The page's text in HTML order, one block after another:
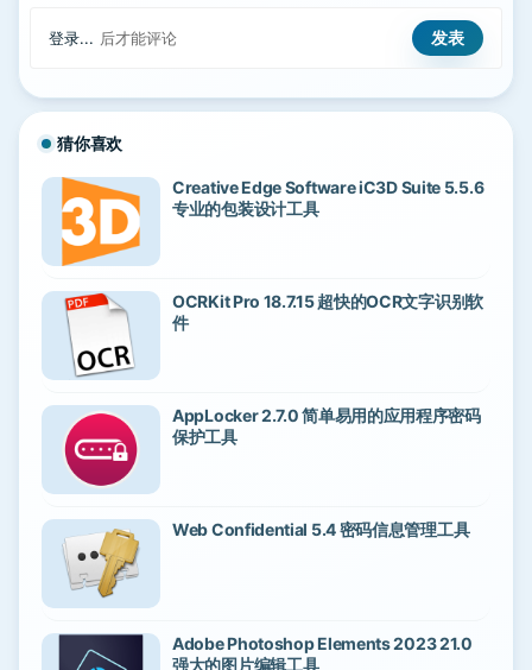
登录... 后才能评论
猜你喜欢
Creative Edge Software iC3D Suite 5.5.6
专业的包装设计工具
OCRKit Pro 18.7.15 超快的OCR文字识别软
件
AppLocker 2.7.0 简单易用的应用程序密码
保护工具
Web Confidential 5.4 密码信息管理工具
Adobe Photoshop Elements 2023 21.0
强大的图片编辑工具